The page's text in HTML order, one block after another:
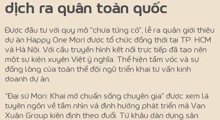
dịch ra quân toàn quốc
Được đầu tư với quy mô “chưa từng có”, lễ ra quân giới thiệu
dự án Happy One Mori được tổ chức đồng thời tại TP. HCM
và Hà Nội. Với cầu truyền hình kết nối trực tiếp đã tạo nên
một sự kiện xuyên Việt ý nghĩa. Thể hiện tầm vóc và sự
đồng lòng của toàn thể đội ngũ triển khai tư vấn kinh
doanh dự án.
“Đại sứ Mori: Khai mở chuẩn sống chuyên gia” được xem là
tuyên ngôn về tầm nhìn và định hướng phát triển mà Vạn
Xuân Group kiên định theo đuổi. Từ khâu dàn dựng sân